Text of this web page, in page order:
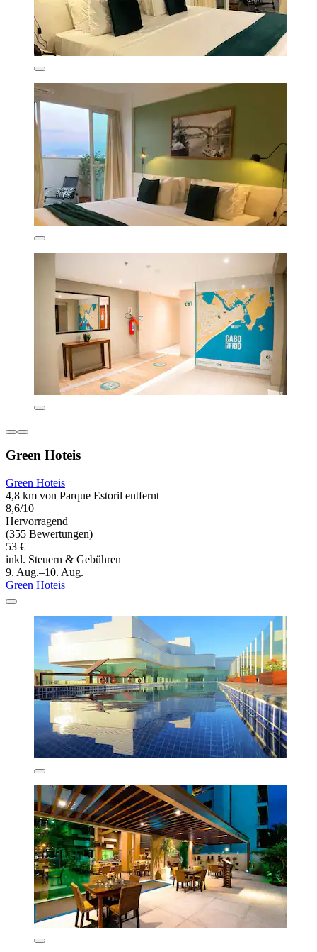
Green Hoteis
Green Hoteis
4,8 km von Parque Estoril entfernt
8,6/10
Hervorragend
(355 Bewertungen)
53 €
inkl. Steuern & Gebühren
9. Aug.–10. Aug.
Green Hoteis